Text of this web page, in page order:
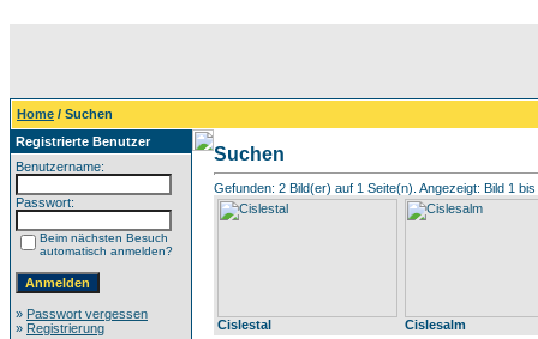
Home / Suchen
Registrierte Benutzer
Benutzername:
Passwort:
Beim nächsten Besuch
automatisch anmelden?
» Passwort vergessen
» Registrierung
Suchen
Gefunden: 2 Bild(er) auf 1 Seite(n). Angezeigt: Bild 1 bis
Cislestal Cislesalm